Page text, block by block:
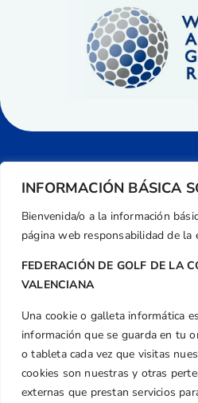
INFORMACIÓN BÁSICA
Bienvenida/o a la información
página web responsabilidad de la
FEDERACIÓN DE GOLF DE LA
VALENCIANA
Una cookie o galleta informática
información que se guarda en tu
o tableta cada vez que visitas
cookies son nuestras y otras
externas que prestan servicios
Centre de L´Esport,
Caballero, Nº 5,